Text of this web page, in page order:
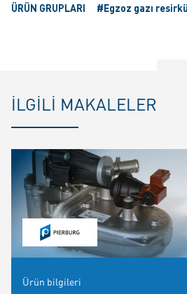
ÜRÜN GRUPLARI
#Egzoz gazı
İLGILI MAKALELER
Ürün bilgileri